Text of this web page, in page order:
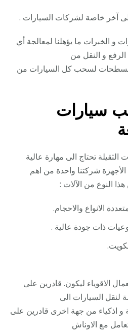
و الخبرات ما يؤهلنا لمعالجة أي
و النقل من
السطحات لسحب كل السيارات من
سيارات
الثقيلة تحتاج الى مهارة عالية
شركتنا واحدة من اهم
النوع من الآلات :
الانواع والاحجام.
ذات جودة عالية .
الاقوياء ليكون. قادرين على
لنقل السيارات الى
و اذكياء من جهة اخرى قادرين على
مع الاوناش